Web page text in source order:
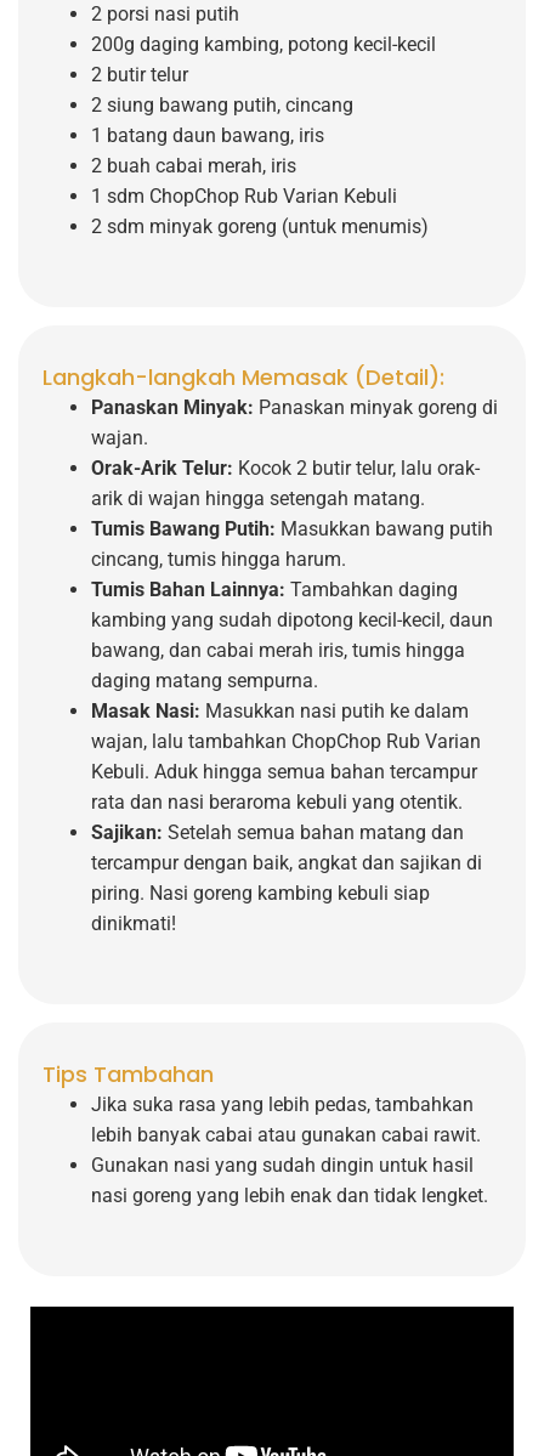
2 porsi nasi putih
200g daging kambing, potong kecil-kecil
2 butir telur
2 siung bawang putih, cincang
1 batang daun bawang, iris
2 buah cabai merah, iris
1 sdm ChopChop Rub Varian Kebuli
2 sdm minyak goreng (untuk menumis)
Langkah-langkah Memasak (Detail):
Panaskan Minyak: Panaskan minyak goreng di
wajan.
Orak-Arik Telur: Kocok 2 butir telur, lalu orak-
arik di wajan hingga setengah matang.
Tumis Bawang Putih: Masukkan bawang putih
cincang, tumis hingga harum.
Tumis Bahan Lainnya: Tambahkan daging
kambing yang sudah dipotong kecil-kecil, daun
bawang, dan cabai merah iris, tumis hingga
daging matang sempurna.
Masak Nasi: Masukkan nasi putih ke dalam
wajan, lalu tambahkan ChopChop Rub Varian
Kebuli. Aduk hingga semua bahan tercampur
rata dan nasi beraroma kebuli yang otentik.
Sajikan: Setelah semua bahan matang dan
tercampur dengan baik, angkat dan sajikan di
piring. Nasi goreng kambing kebuli siap
dinikmati!
Tips Tambahan
Jika suka rasa yang lebih pedas, tambahkan
lebih banyak cabai atau gunakan cabai rawit.
Gunakan nasi yang sudah dingin untuk hasil
nasi goreng yang lebih enak dan tidak lengket.